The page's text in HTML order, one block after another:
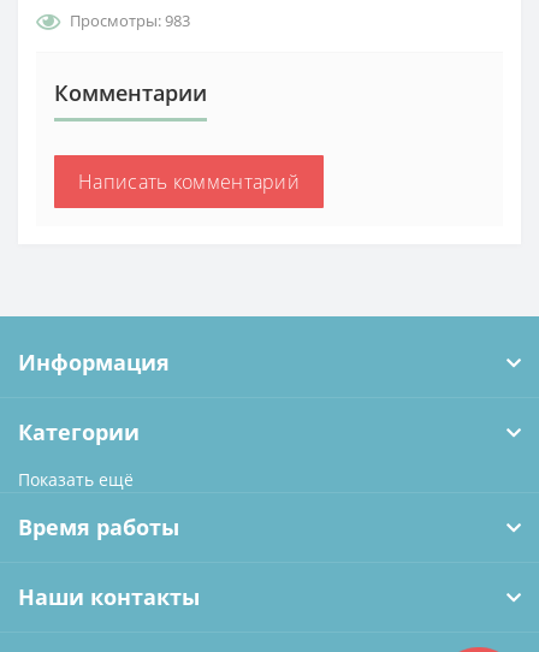
Просмотры: 983
Комментарии
Написать комментарий
Информация
Категории
Показать ещё
Время работы
Наши контакты